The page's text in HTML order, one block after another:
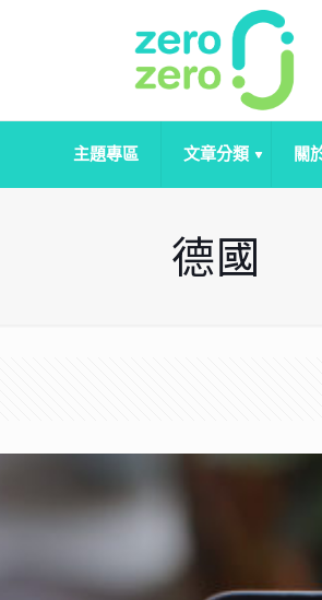
主題專區 文章分類 關
德國